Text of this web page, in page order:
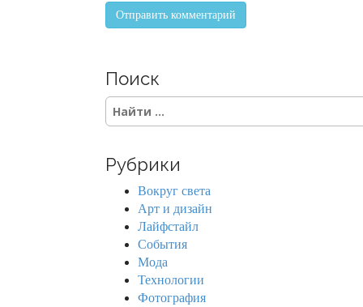
Поиск
S
c
Рубрики
Вокруг света
Арт и дизайн
Лайфстайл
События
Мода
Технологии
Фотография